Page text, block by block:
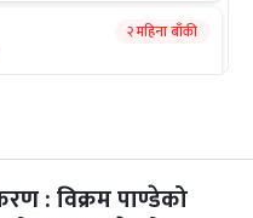
२ महिना बाँकी
२ महिना बाँकी
: विक्रम पाण्डेको